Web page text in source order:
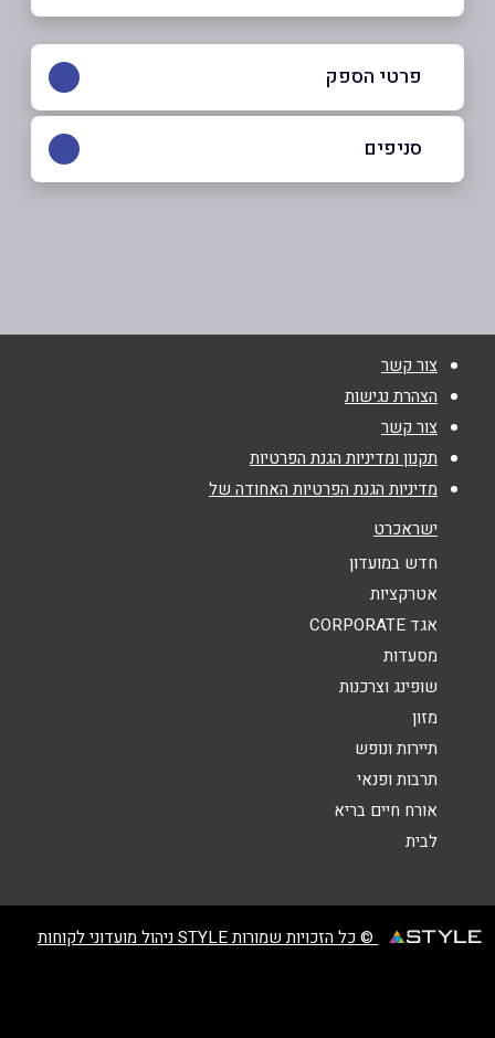
פרטי הספק
באינסטגרם
טלפון*
אימייל
אנא חזרו אלי בקשר ל...
הודעה
סניפים
צור קשר
הצהרת נגישות
צור קשר
תקנון ומדיניות הגנת הפרטיות
מדיניות הגנת הפרטיות האחודה של
ישראכרט
חדש במועדון
אטרקציות
אגד CORPORATE
מסעדות
שופינג וצרכנות
מזון
תיירות ונופש
תרבות ופנאי
אורח חיים בריא
לבית
© כל הזכויות שמורות STYLE ניהול מועדוני לקוחות